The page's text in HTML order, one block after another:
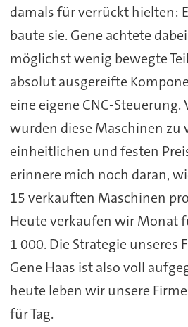
damals für verrückt hielten:
baute sie. Gene achtete
möglichst wenig bewegte
absolut ausgereifte
eine eigene CNC-Steuerung.
wurden diese Maschinen zu
einheitlichen und festen
erinnere mich noch daran,
15 verkauften Maschinen
Heute verkaufen wir Monat
1 000. Die Strategie unseres
Gene Haas ist also voll
heute leben wir unsere
für Tag.